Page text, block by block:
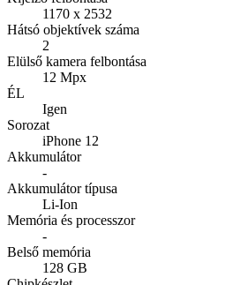
1170 x 2532
Hátsó objektívek száma
2
Elülső kamera felbontása
12 Mpx
ÉL
Igen
Sorozat
iPhone 12
Akkumulátor
-
Akkumulátor típusa
Li-Ion
Memória és processzor
-
Belső memória
128 GB